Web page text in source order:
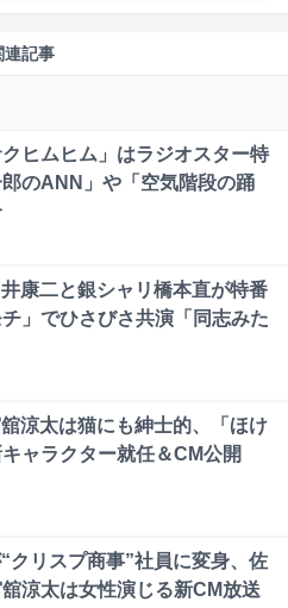
連記事
ヒムヒム」はラジオスター特
のANN」や「空気階段の踊
康二と銀シャリ橋本直が特番
チ」でひさびさ共演「同志みた
涼太は猫にも紳士的、「ほけ
ャラクター就任＆CM公開
クリスプ商事”社員に変身、佐
涼太は女性演じる新CM放送